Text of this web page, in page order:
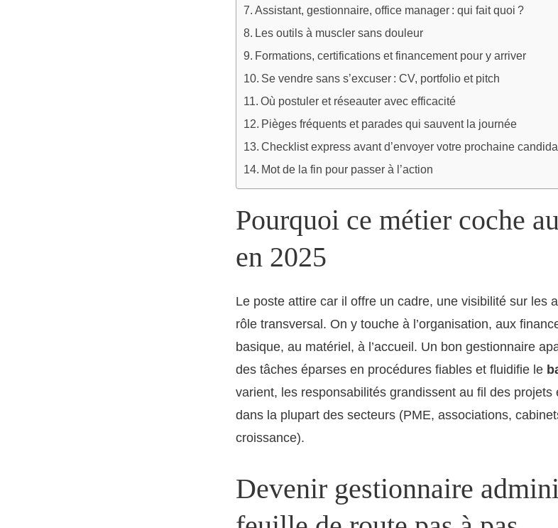
Assistant, gestionnaire, office manager : qui fait quoi ?
Les outils à muscler sans douleur
Formations, certifications et financement pour y arriver
Se vendre sans s’excuser : CV, portfolio et pitch
Où postuler et réseauter avec efficacité
Pièges fréquents et parades qui sauvent la journée
Checklist express avant d’envoyer votre prochaine
Mot de la fin pour passer à l’action
Pourquoi ce métier coche
en 2025
Le poste attire car il offre un cadre, une visibilité sur les
rôle transversal. On y touche à l’organisation, aux
basique, au matériel, à l’accueil. Un bon gestionnaire
des tâches éparses en procédures fiables et fluidifie le
varient, les responsabilités grandissent au fil des
dans la plupart des secteurs (PME, associations,
croissance).
Devenir gestionnaire